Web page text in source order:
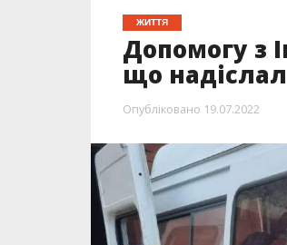
ЖИТТЯ
Допомогу з
що
Опубліковано 19.07.2022